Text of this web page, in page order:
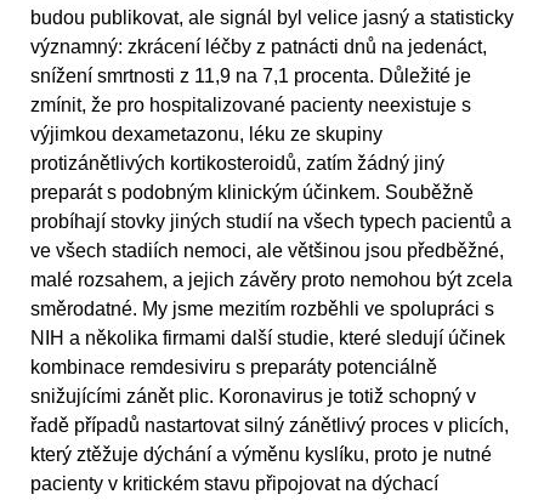
budou publikovat, ale signál byl velice jasný a statisticky
významný: zkrácení léčby z patnácti dnů na jedenáct,
snížení smrtnosti z 11,9 na 7,1 procenta. Důležité je
zmínit, že pro hospitalizované pacienty neexistuje s
výjimkou dexametazonu, léku ze skupiny
protizánětlivých kortikosteroidů, zatím žádný jiný
preparát s podobným klinickým účinkem. Souběžně
probíhají stovky jiných studií na všech typech pacientů a
ve všech stadiích nemoci, ale většinou jsou předběžné,
malé rozsahem, a jejich závěry proto nemohou být zcela
směrodatné. My jsme mezitím rozběhli ve spolupráci s
NIH a několika firmami další studie, které sledují účinek
kombinace remdesiviru s preparáty potenciálně
snižujícími zánět plic. Koronavirus je totiž schopný v
řadě případů nastartovat silný zánětlivý proces v plicích,
který ztěžuje dýchání a výměnu kyslíku, proto je nutné
pacienty v kritickém stavu připojovat na dýchací